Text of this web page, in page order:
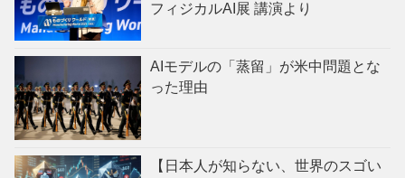
フィジカルAI展 講演より
AIモデルの「蒸留」が米中問題とな
った理由
【日本人が知らない、世界のスゴい